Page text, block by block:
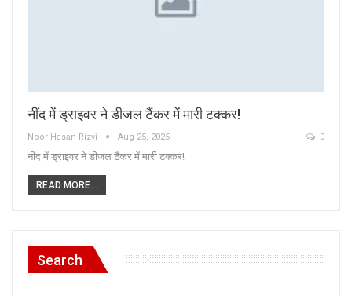
नींद में ड्राइवर ने डीजल टैंकर में मारी टक्कर!
Noor Hasan Rizvi Aug 25, 2025 0
नींद में ड्राइवर ने डीजल टैंकर में मारी टक्कर!
READ MORE...
Search